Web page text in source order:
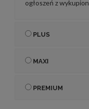
ogłoszeń z
PLUS
MAXI
PREMIUM